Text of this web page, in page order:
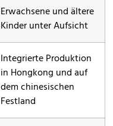
Erwachsene und ältere
Kinder unter Aufsicht
Integrierte Produktion
in Hongkong und auf
dem chinesischen
Festland